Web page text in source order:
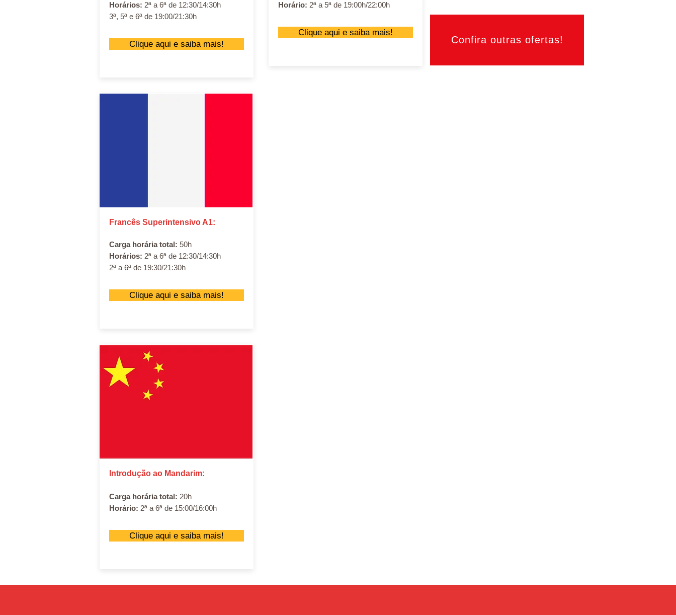
Horários: 2ª a 6ª de 12:30/14:30h
3ª, 5ª e 6ª de 19:00/21:30h
Clique aqui e saiba mais!
Horário: 2ª a 5ª de 19:00h/22:00h
Clique aqui e saiba mais!
Francês Superintensivo A1:
Carga horária total: 50h
Horários: 2ª a 6ª de 12:30/14:30h
2ª a 6ª de 19:30/21:30h
Clique aqui e saiba mais!
Introdução ao Mandarim:
Carga horária total: 20h
Horário: 2ª a 6ª de 15:00/16:00h
Clique aqui e saiba mais!
Confira outras ofertas!